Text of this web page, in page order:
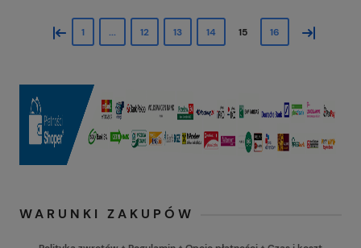
« 1 ... 12 13 14 15 16 »
WARUNKI ZAKUPÓW